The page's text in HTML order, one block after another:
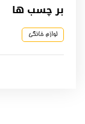
بر چسب ها
لوازم خانگی